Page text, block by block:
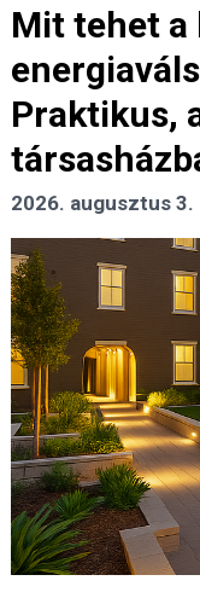
Mit tehet a
Praktikus,
2026. augusztus 3.